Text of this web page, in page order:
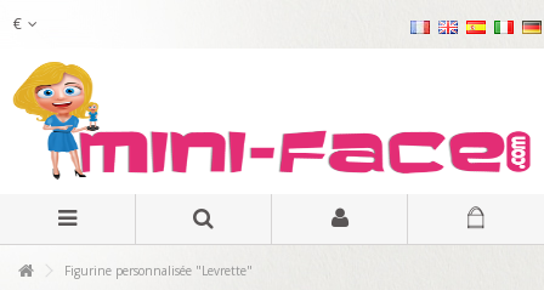
€
Figurine personnalisée "Levrette"